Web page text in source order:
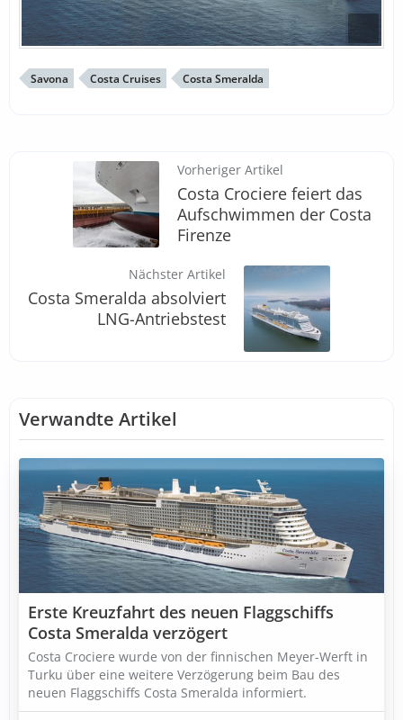
Savona Costa Cruises Costa Smeralda
Vorheriger Artikel
Costa Crociere feiert das
Aufschwimmen der Costa
Firenze
Nächster Artikel
Costa Smeralda absolviert
LNG-Antriebstest
Verwandte Artikel
Erste Kreuzfahrt des neuen Flaggschiffs
Costa Smeralda verzögert
Costa Crociere wurde von der finnischen Meyer-Werft in
Turku über eine weitere Verzögerung beim Bau des
neuen Flaggschiffs Costa Smeralda informiert.